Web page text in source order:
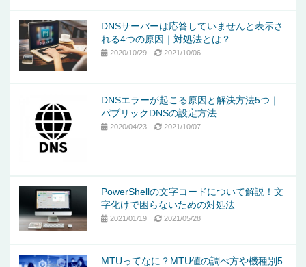
DNSサーバーは応答していませんと表示さ
れる4つの原因｜対処法とは？
2020/10/29 2021/10/06
DNSエラーが起こる原因と解決方法5つ｜
パブリックDNSの設定方法
2020/04/23 2021/10/07
PowerShellの文字コードについて解説！文
字化けで困らないための対処法
2021/01/19 2021/05/28
MTUってなに？MTU値の調べ方や機種別5